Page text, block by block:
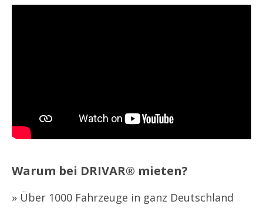
Warum bei DRIVAR® mieten?
» Über 1000 Fahrzeuge in ganz Deutschland